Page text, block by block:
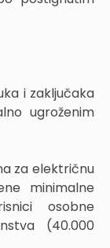
i zaključaka
ugroženim
za električnu
minimalne
osobne
(40.000